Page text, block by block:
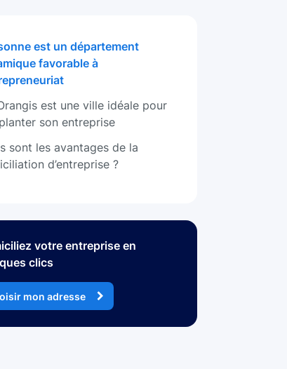
est un département
favorable à
est une ville idéale pour
son entreprise
sont les avantages de la
d’entreprise ?
votre entreprise en
clics
mon adresse